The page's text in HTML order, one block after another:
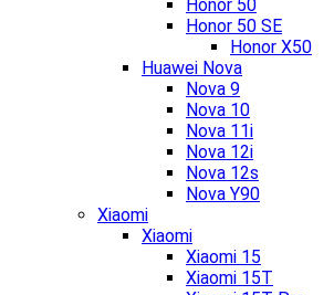
Honor 50
Honor 50 SE
Honor X50
Huawei Nova
Nova 9
Nova 10
Nova 11i
Nova 12i
Nova 12s
Nova Y90
Xiaomi
Xiaomi
Xiaomi 15
Xiaomi 15T